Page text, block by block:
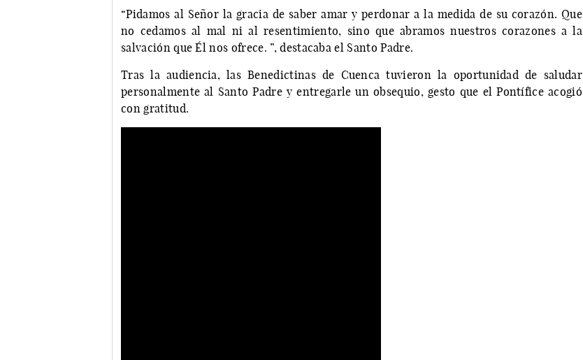
“Pidamos al Señor la gracia de saber amar y perdonar a la medida de su corazón. Que
no cedamos al mal ni al resentimiento, sino que abramos nuestros corazones a la
salvación que Él nos ofrece. ”, destacaba el Santo Padre.
Tras la audiencia, las Benedictinas de Cuenca tuvieron la oportunidad de saludar
personalmente al Santo Padre y entregarle un obsequio, gesto que el Pontífice acogió
con gratitud.